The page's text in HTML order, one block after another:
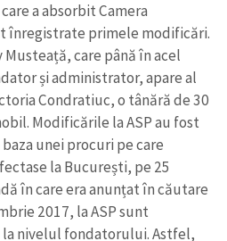
a absorbit Camera
înregistrate primele modificări.
care până în acel
și administrator, apare al
Condratiuc, o tânără de 30
Modificările la ASP au fost
unei procuri pe care
la București, pe 25
în care era anunțat în căutare
2017, la ASP sunt
nivelul fondatorului. Astfel,